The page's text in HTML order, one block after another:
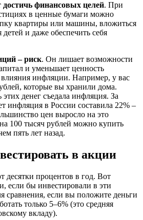
финансовых целей. При
в ценные бумаги можно
квартиры или машины, вложиться
детей и даже обеспечить себя
– риск. Он лишает возможности
и уменьшает ценность
влияния инфляции. Например, у вас
которые вы хранили дома.
денег съедала инфляция. За
инфляция в России составила 22% –
цен выросло на это
100 тысяч рублей можно купить
пять лет назад.
в акции
десятки процентов в год. Вот
если бы инвестировали в эти
сравнения, если вы положите деньги
только 5–6% (это средняя
вкладу).